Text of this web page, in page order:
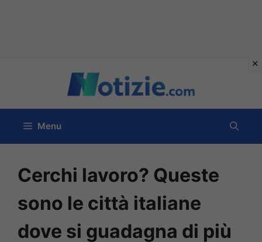
contenuto
Menu
Cerchi lavoro? Queste
sono le città italiane
dove si guadagna di più